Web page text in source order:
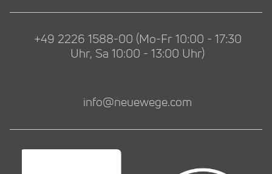
+49 2226 1588-00 (Mo-Fr 10:00 - 17:30
Uhr, Sa 10:00 - 13:00 Uhr)
info@neuewege.com